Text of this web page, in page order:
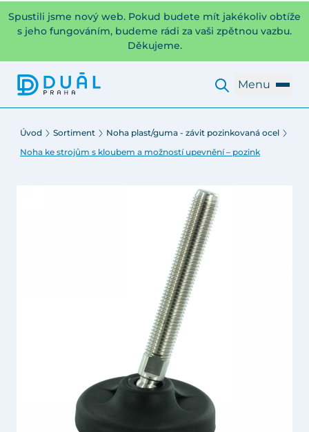
Spustili jsme nový web. Pokud budete mít jakékoliv obtíže
s jeho fungováním, budeme rádi za vaši zpětnou vazbu.
Děkujeme.
Menu
Úvod Sortiment
Noha plast/guma - závit pozinkovaná ocel
Noha ke strojům s kloubem a možností upevnění – pozink